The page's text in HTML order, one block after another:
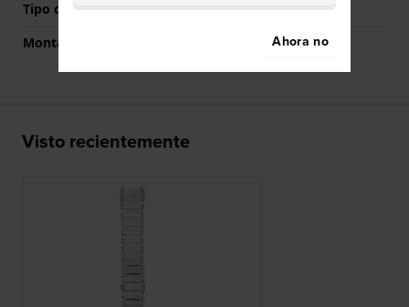
Tipo de montaje
Pasadores de resorte
Montaje Recto
Visto recientemente
Ahora no